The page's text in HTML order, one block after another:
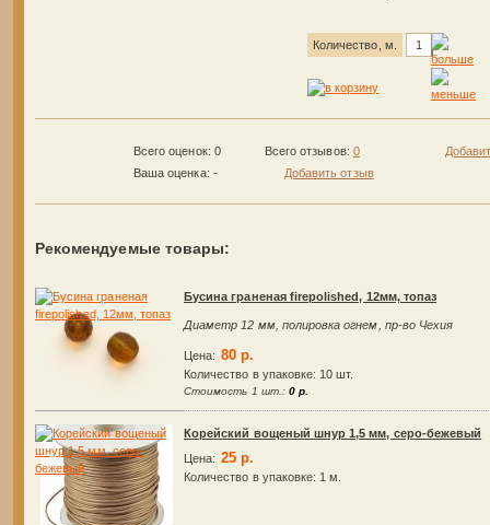
Количество, м.
Всего оценок: 0
Ваша оценка: -
Всего отзывов: 0
Добавить отзыв
Рекомендуемые товары:
Бусина граненая firepolished, 12мм, топаз
Диаметр 12 мм, полировка огнем, пр-во Чехия
Цена: 80 р.
Количество в упаковке: 10 шт.
Стоимость 1 шт.: 0 р.
Корейский вощеный шнур 1,5 мм, серо-бежевый
Цена: 25 р.
Количество в упаковке: 1 м.